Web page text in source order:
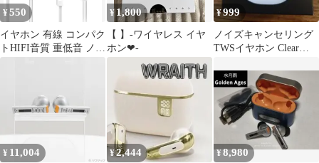
¥550
イヤホン 有線 コンパク
トHIFI音質 重低音 ノイ
¥ 1,800
【 】-ワイヤレス イヤ
ホン❤︎-
¥999
ノイズキャンセリング
TWSイヤホン Clear
¥ 11,004 ¥2,444 ¥8,980